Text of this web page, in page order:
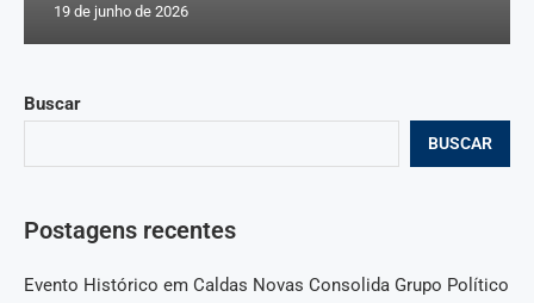
Buscar
BUSCAR
Postagens recentes
Evento Histórico em Caldas Novas Consolida Grupo Político
19 de junho de 2026